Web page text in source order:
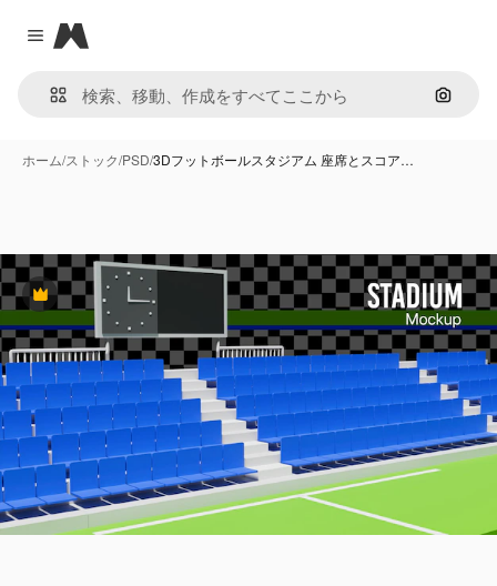
Close menu
Magnific
画像で
ホーム/ストック/PSD/3Dフットボールスタジアム 座席とスコア…
Premium